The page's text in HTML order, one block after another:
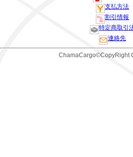
支払方法
割引情報
特定商取引
連絡先
ChamaCargo©CopyRight